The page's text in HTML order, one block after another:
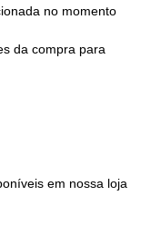
no momento
da compra para
em nossa loja